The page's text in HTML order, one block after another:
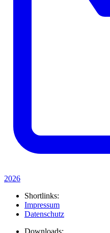
2026
Shortlinks:
Impressum
Datenschutz
Downloads: